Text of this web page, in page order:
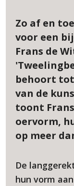
Zo af en
voor een
Frans de
behoort
van de
toont
oervorm,
op meer
De
hun vorm